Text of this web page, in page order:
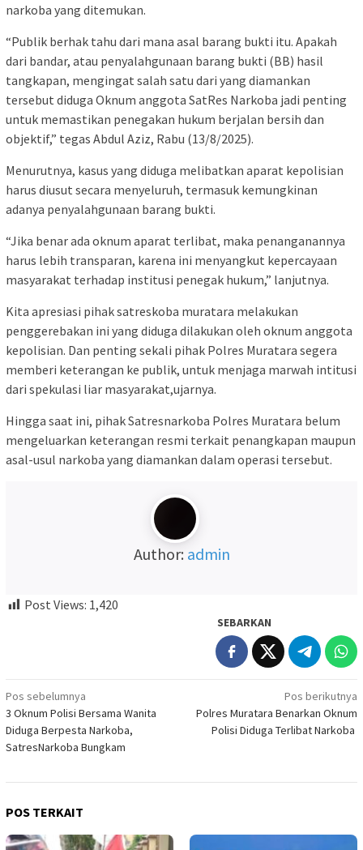
narkoba yang ditemukan.
“Publik berhak tahu dari mana asal barang bukti itu. Apakah
dari bandar, atau penyalahgunaan barang bukti (BB) hasil
tangkapan, mengingat salah satu dari yang diamankan
tersebut diduga Oknum anggota SatRes Narkoba jadi penting
untuk memastikan penegakan hukum berjalan bersih dan
objektif,” tegas Abdul Aziz, Rabu (13/8/2025).
Menurutnya, kasus yang diduga melibatkan aparat kepolisian
harus diusut secara menyeluruh, termasuk kemungkinan
adanya penyalahgunaan barang bukti.
“Jika benar ada oknum aparat terlibat, maka penanganannya
harus lebih transparan, karena ini menyangkut kepercayaan
masyarakat terhadap institusi penegak hukum,” lanjutnya.
Kita apresiasi pihak satreskoba muratara melakukan
penggerebakan ini yang diduga dilakukan oleh oknum anggota
kepolisian. Dan penting sekali pihak Polres Muratara segera
memberi keterangan ke publik, untuk menjaga marwah intitusi
dari spekulasi liar masyarakat,ujarnya.
Hingga saat ini, pihak Satresnarkoba Polres Muratara belum
mengeluarkan keterangan resmi terkait penangkapan maupun
asal-usul narkoba yang diamankan dalam operasi tersebut.
Author: admin
Post Views: 1,420
SEBARKAN
Navigasi
pos
Pos sebelumnya
3 Oknum Polisi Bersama Wanita
Diduga Berpesta Narkoba,
SatresNarkoba Bungkam
Pos berikutnya
Polres Muratara Benarkan Oknum
Polisi Diduga Terlibat Narkoba
POS TERKAIT